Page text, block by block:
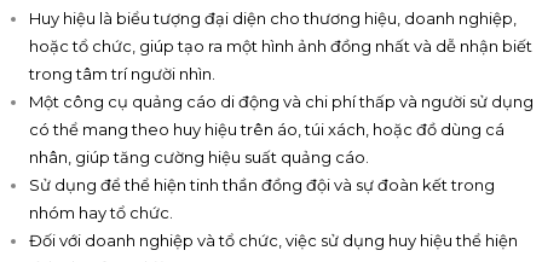
Huy hiệu là biểu tượng đại diện cho thương hiệu, doanh nghiệp,
hoặc tổ chức, giúp tạo ra một hình ảnh đồng nhất và dễ nhận biết
trong tâm trí người nhìn.
Một công cụ quảng cáo di động và chi phí thấp và người sử dụng
có thể mang theo huy hiệu trên áo, túi xách, hoặc đồ dùng cá
nhân, giúp tăng cường hiệu suất quảng cáo.
Sử dụng để thể hiện tinh thần đồng đội và sự đoàn kết trong
nhóm hay tổ chức.
Đối với doanh nghiệp và tổ chức, việc sử dụng huy hiệu thể hiện